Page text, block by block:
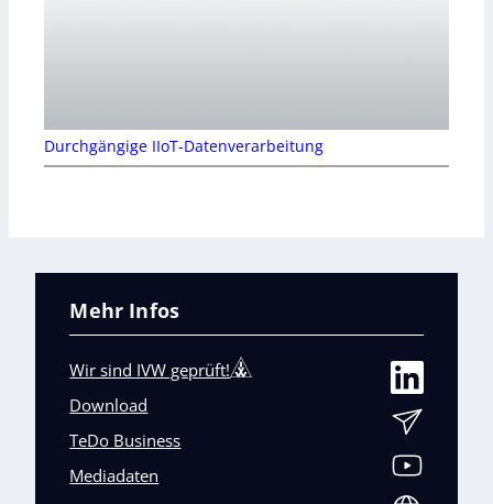
Durchgängige IIoT-Datenverarbeitung
Mehr Infos
Wir sind IVW geprüft!
Download
TeDo Business
Mediadaten